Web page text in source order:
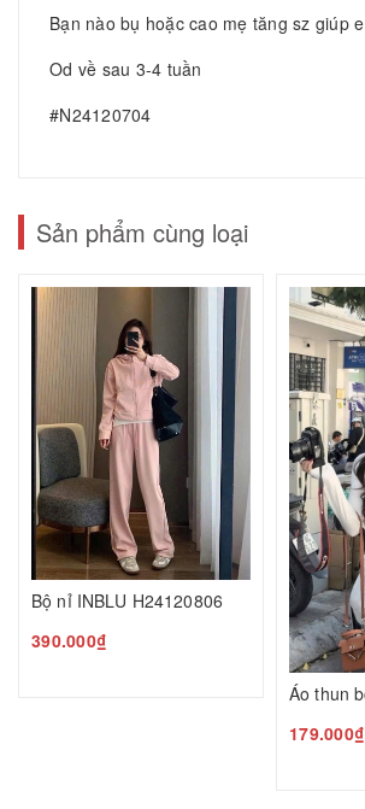
Bạn nào bụ hoặc cao mẹ tăng sz giúp e
Od về sau 3-4 tuần
#N24120704
Sản phẩm cùng loại
Bộ nỉ INBLU H24120806
390.000₫
179.000₫